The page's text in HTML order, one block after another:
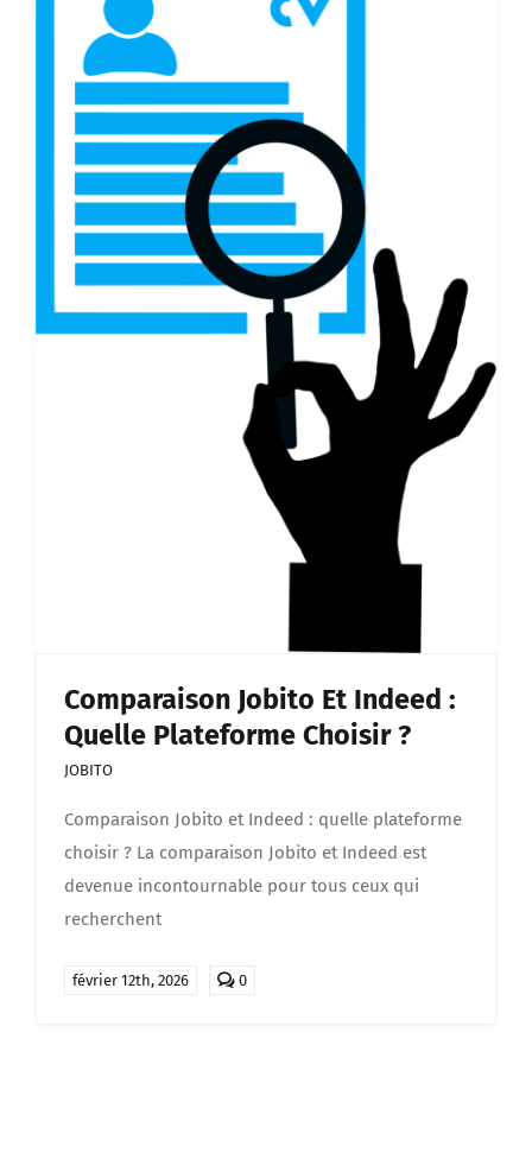
complet
Comparaison Jobito Et Indeed :
Quelle Plateforme Choisir ?
JOBITO
Comparaison Jobito et Indeed : quelle plateforme
choisir ? La comparaison Jobito et Indeed est
devenue incontournable pour tous ceux qui
recherchent
février 12th, 2026 0comments